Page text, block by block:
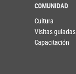
COMUNIDAD
Cultura
Visitas guiadas
Capacitación